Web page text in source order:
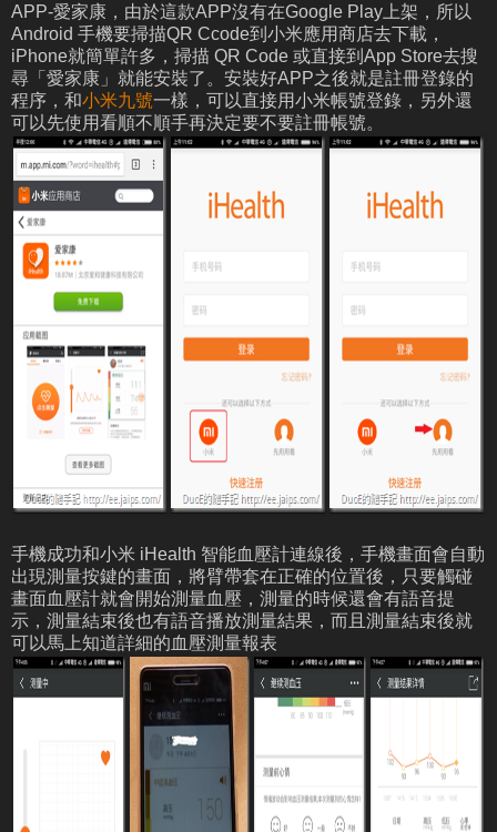
APP-愛家康，由於這款APP沒有在Google Play上架，所以
Android 手機要掃描QR Ccode到小米應用商店去下載，
iPhone就簡單許多，掃描 QR Code 或直接到App Store去搜
尋「愛家康」就能安裝了。安裝好APP之後就是註冊登錄的
程序，和小米九號一樣，可以直接用小米帳號登錄，另外還
可以先使用看順不順手再決定要不要註冊帳號。
手機成功和小米 iHealth 智能血壓計連線後，手機畫面會自動
出現測量按鍵的畫面，將臂帶套在正確的位置後，只要觸碰
畫面血壓計就會開始測量血壓，測量的時候還會有語音提
示，測量結束後也有語音播放測量結果，而且測量結束後就
可以馬上知道詳細的血壓測量報表